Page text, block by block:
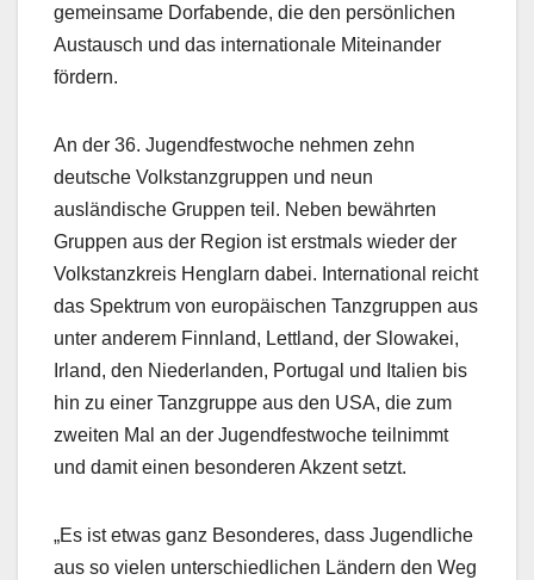
gemeinsame Dorfabende, die den persönlichen
Austausch und das internationale Miteinander
fördern.
An der 36. Jugendfestwoche nehmen zehn
deutsche Volkstanzgruppen und neun
ausländische Gruppen teil. Neben bewährten
Gruppen aus der Region ist erstmals wieder der
Volkstanzkreis Henglarn dabei. International reicht
das Spektrum von europäischen Tanzgruppen aus
unter anderem Finnland, Lettland, der Slowakei,
Irland, den Niederlanden, Portugal und Italien bis
hin zu einer Tanzgruppe aus den USA, die zum
zweiten Mal an der Jugendfestwoche teilnimmt
und damit einen besonderen Akzent setzt.
„Es ist etwas ganz Besonderes, dass Jugendliche
aus so vielen unterschiedlichen Ländern den Weg